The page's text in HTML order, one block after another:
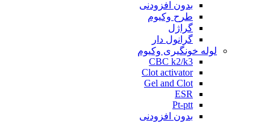
بدون افزودنی
طرح وکیوم
گراژل
گرانول دار
لوله خونگیری وکیوم
CBC k2/k3
Clot activator
Gel and Clot
ESR
Pt-ptt
بدون افزودنی